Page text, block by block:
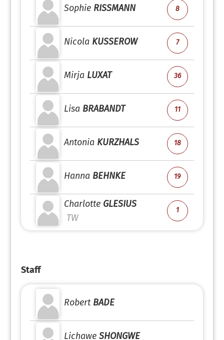
Sophie RISSMANN 8
Nicola KUSSEROW 7
Mirja LUXAT 36
Lisa BRABANDT 11
Antonia KURZHALS 18
Hanna BEHNKE 19
Charlotte GLESIUS
TW
1
Staff
Robert BADE
Lichawe SHONGWE